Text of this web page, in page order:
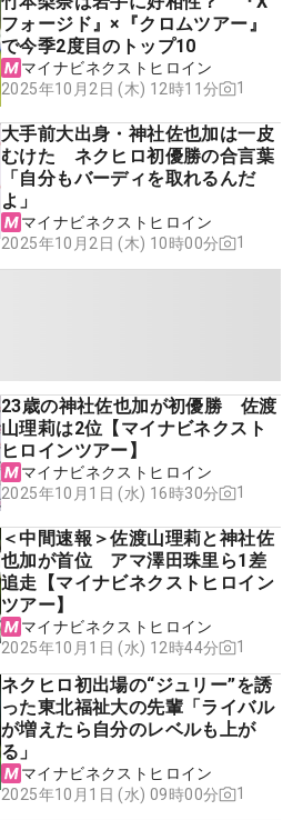
フォージド』×『クロムツアー』
で今季2度目のトップ10
マイナビネクストヒロイン
2025年10月2日 (木) 12時11分
1
大手前大出身・神社佐也加は一皮
むけた ネクヒロ初優勝の合言葉
「自分もバーディを取れるんだ
よ」
マイナビネクストヒロイン
2025年10月2日 (木) 10時00分
1
23歳の神社佐也加が初優勝 佐渡
山理莉は2位【マイナビネクスト
ヒロインツアー】
マイナビネクストヒロイン
2025年10月1日 (水) 16時30分
1
＜中間速報＞佐渡山理莉と神社佐
也加が首位 アマ澤田珠里ら1差
追走【マイナビネクストヒロイン
ツアー】
マイナビネクストヒロイン
2025年10月1日 (水) 12時44分
1
ネクヒロ初出場の“ジュリー”を誘
った東北福祉大の先輩「ライバル
が増えたら自分のレベルも上が
る」
マイナビネクストヒロイン
2025年10月1日 (水) 09時00分
1